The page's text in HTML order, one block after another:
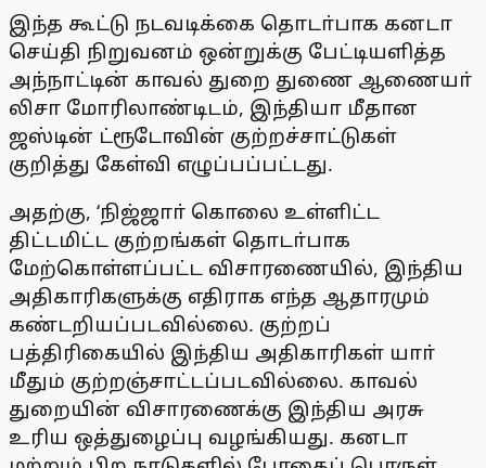
இந்த கூட்டு நடவடிக்கை தொடா்பாக கனடா
செய்தி நிறுவனம் ஒன்றுக்கு பேட்டியளித்த
அந்நாட்டின் காவல் துறை துணை ஆணையா்
லிசா மோரிலாண்டிடம், இந்தியா மீதான
ஜஸ்டின் ட்ரூடோவின் குற்றச்சாட்டுகள்
குறித்து கேள்வி எழுப்பப்பட்டது.
அதற்கு, ‘நிஜ்ஜாா் கொலை உள்ளிட்ட
திட்டமிட்ட குற்றங்கள் தொடா்பாக
மேற்கொள்ளப்பட்ட விசாரணையில், இந்திய
அதிகாரிகளுக்கு எதிராக எந்த ஆதாரமும்
கண்டறியப்படவில்லை. குற்றப்
பத்திரிகையில் இந்திய அதிகாரிகள் யாா்
மீதும் குற்றஞ்சாட்டப்படவில்லை. காவல்
துறையின் விசாரணைக்கு இந்திய அரசு
உரிய ஒத்துழைப்பு வழங்கியது. கனடா